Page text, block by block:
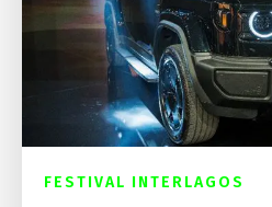
FESTIVAL INTERLAGOS